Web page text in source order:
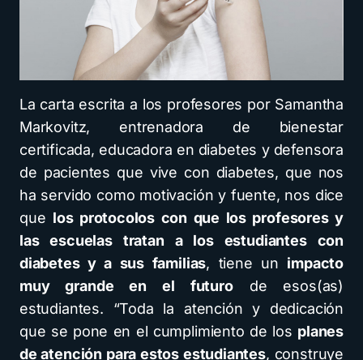
La carta escrita a los profesores por Samantha
Markovitz, entrenadora de bienestar
certificada, educadora en diabetes y defensora
de pacientes que vive con diabetes, que nos
ha servido como motivación y fuente, nos dice
que los protocolos con que los profesores y
las escuelas tratan a los estudiantes con
diabetes y a sus familias, tiene un impacto
muy grande en el futurode esos(as)
estudiantes. “Toda la atención y dedicación
que se pone en el cumplimiento de los planes
de atención para estos estudiantes, construye